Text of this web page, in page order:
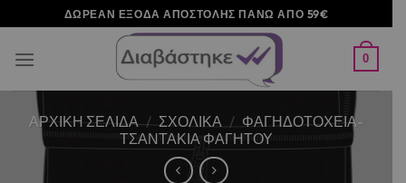
στο
περιεχόμενο
ΔΩΡΕΑΝ ΕΞΟΔΑ ΑΠΟΣΤΟΛΗΣ ΠΑΝΩ ΑΠΟ 59€
0
ΑΡΧΙΚΉ ΣΕΛΊΔΑ / ΣΧΟΛΙΚΑ / ΦΑΓΗΔΟΤΟΧΕΙΑ-
ΤΣΑΝΤΑΚΙΑ ΦΑΓΗΤΟΥ